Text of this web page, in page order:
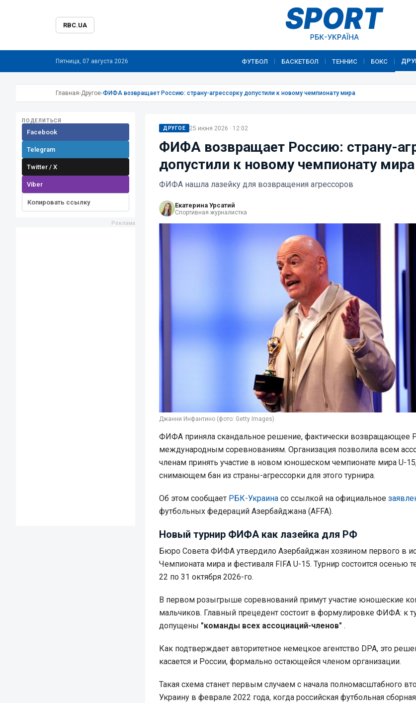
RBC.UA
Пятница, 07 августа 2026 ФУТБОЛ БАСКЕТБОЛ ТЕННИС БОКС
Главная›Другое›ФИФА возвращает Россию: страну-агрессорку допустили к новому чемпионату мира
ПОДЕЛИТЬСЯ
Facebook
Telegram
Twitter / X
Viber
Копировать ссылку
ДРУГОЕ 25 июня 2026 · 12:02
ФИФА возвращает Россию: страну-
допустили к новому чемпионату мира
ФИФА нашла лазейку для возвращения агрессоров
Екатерина Урсатий
Спортивная журналистка
Джанни Инфантино (фото: Getty Images)
ФИФА приняла скандальное решение, фактически возвращающее
международным соревнованиям. Организация позволила всем
членам принять участие в новом юношеском чемпионате мира U-
снимающем бан из страны-агрессорки для этого турнира.
Об этом сообщает РБК-Украина со ссылкой на официальное
футбольных федераций Азербайджана (AFFA).
Новый турнир ФИФА как лазейка для РФ
Бюро Совета ФИФА утвердило Азербайджан хозяином первого в
Чемпионата мира и фестиваля FIFA U-15. Турнир состоится осенью
22 по 31 октября 2026-го.
В первом розыгрыше соревнований примут участие юношеские
мальчиков. Главный прецедент состоит в формулировке ФИФА: к
допущены "команды всех ассоциаций-членов" .
Как подтверждает авторитетное немецкое агентство DPA, это
касается и России, формально остающейся членом организации.
Такая схема станет первым случаем с начала полномасштабного
Украину в феврале 2022 года, когда российская футбольная